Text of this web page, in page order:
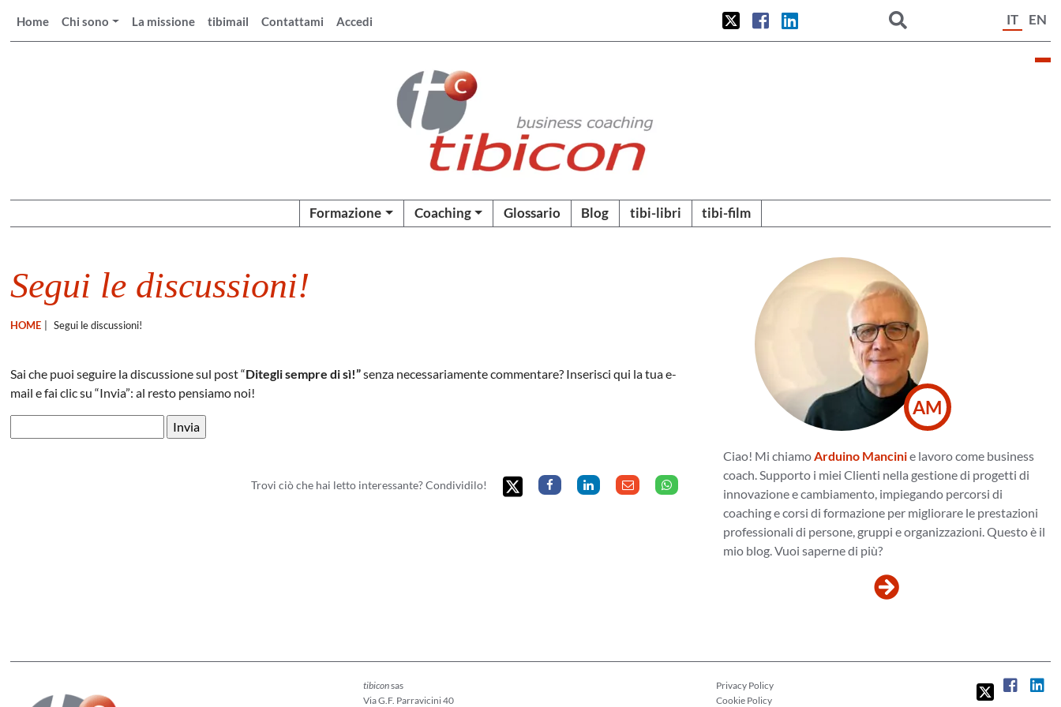
Home Chi sono La missione tibimail Contattami Accedi IT EN
Formazione Coaching Glossario Blog tibi-libri tibi-film
Segui le discussioni!
HOME Segui le discussioni!
Sai che puoi seguire la discussione sul post “Ditegli sempre di sì!”senza necessariamente commentare? Inserisci qui la tua e-
mail e fai clic su “Invia”: al resto pensiamo noi!
Trovi ciò che hai letto interessante? Condividilo!
AM
Ciao! Mi chiamoArduino Mancinie lavoro come business
coach. Supporto i miei Clienti nella gestione di progetti di
innovazione e cambiamento, impiegando percorsi di
coaching e corsi di formazione per migliorare le prestazioni
professionali di persone, gruppi e organizzazioni. Questo è il
mio blog. Vuoi saperne di più?
tibiconsas
Via G.F. Parravicini 40
Privacy Policy
Cookie Policy